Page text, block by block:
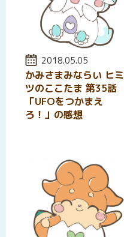
投稿日:
2018.05.05
かみさまみならい ヒミ
ツのここたま 第35話
「UFOをつかまえ
ろ！」の感想